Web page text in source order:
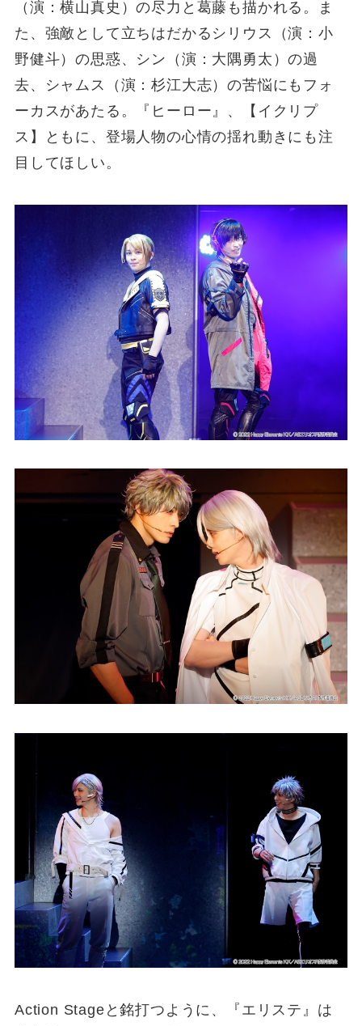
（演：横山真史）の尽力と葛藤も描かれる。ま
た、強敵として立ちはだかるシリウス（演：小
野健斗）の思惑、シン（演：大隅勇太）の過
去、シャムス（演：杉江大志）の苦悩にもフォ
ーカスがあたる。『ヒーロー』、【イクリプ
ス】ともに、登場人物の心情の揺れ動きにも注
目してほしい。
Action Stageと銘打つように、『エリステ』は